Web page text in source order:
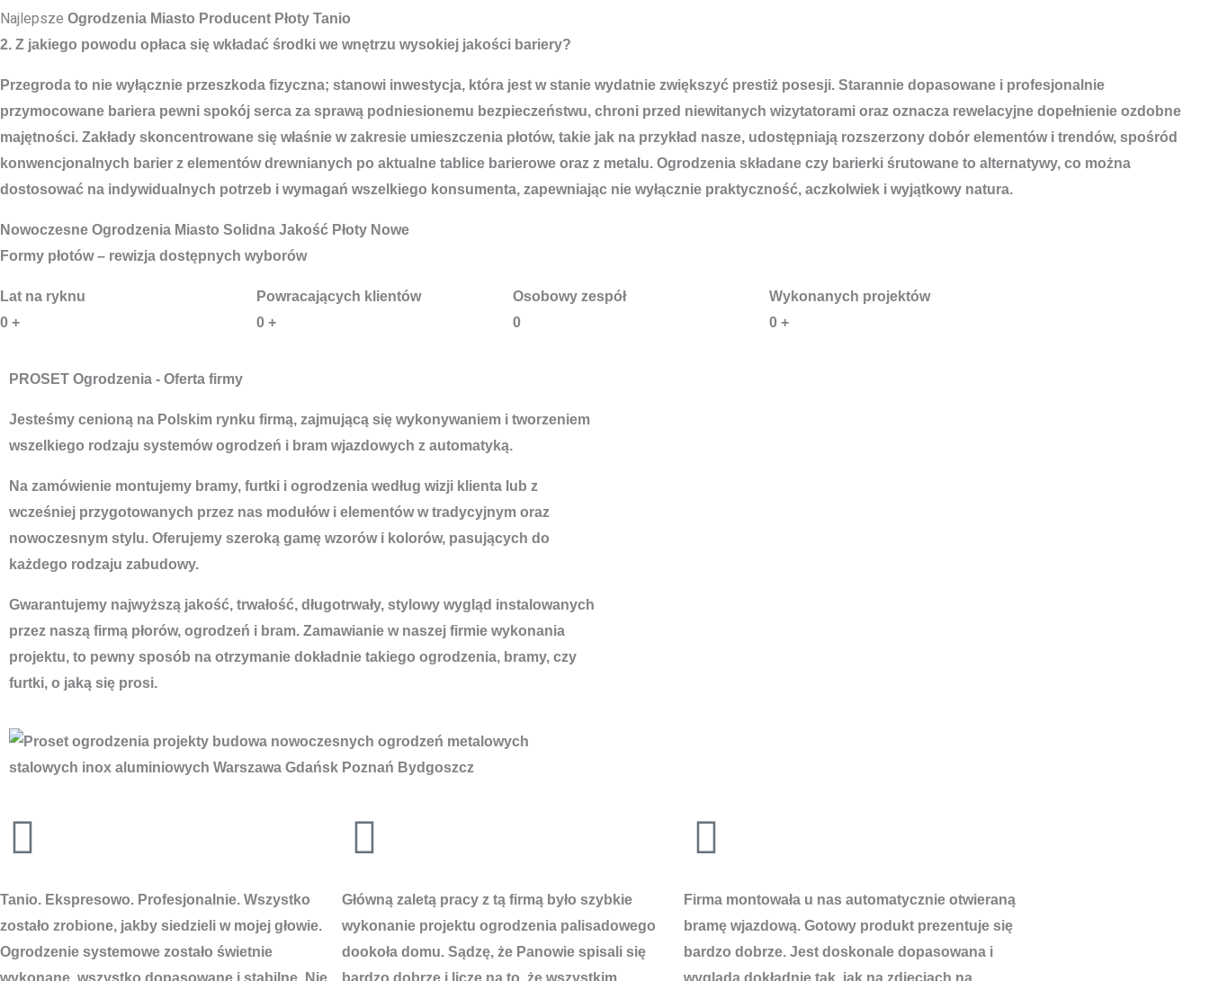
Najlepsze Ogrodzenia Miasto Producent Płoty Tanio
2. Z jakiego powodu opłaca się wkładać środki we wnętrzu wysokiej jakości bariery?
Przegroda to nie wyłącznie przeszkoda fizyczna; stanowi inwestycja, która jest w stanie wydatnie zwiększyć prestiż posesji. Starannie dopasowane i profesjonalnie
przymocowane bariera pewni spokój serca za sprawą podniesionemu bezpieczeństwu, chroni przed niewitanych wizytatorami oraz oznacza rewelacyjne dopełnienie ozdobne
majętności. Zakłady skoncentrowane się właśnie w zakresie umieszczenia płotów, takie jak na przykład nasze, udostępniają rozszerzony dobór elementów i trendów, spośród
konwencjonalnych barier z elementów drewnianych po aktualne tablice barierowe oraz z metalu. Ogrodzenia składane czy barierki śrutowane to alternatywy, co można
dostosować na indywidualnych potrzeb i wymagań wszelkiego konsumenta, zapewniając nie wyłącznie praktyczność, aczkolwiek i wyjątkowy natura.
Nowoczesne Ogrodzenia Miasto Solidna Jakość Płoty Nowe
Formy płotów – rewizja dostępnych wyborów
Lat na ryknu
0 +
Powracających klientów
0 +
Osobowy zespół
0
Wykonanych projektów
0 +
PROSET Ogrodzenia - Oferta firmy
Jesteśmy cenioną na Polskim rynku firmą, zajmującą się wykonywaniem i tworzeniem
wszelkiego rodzaju systemów ogrodzeń i bram wjazdowych z automatyką.
Na zamówienie montujemy bramy, furtki i ogrodzenia według wizji klienta lub z
wcześniej przygotowanych przez nas modułów i elementów w tradycyjnym oraz
nowoczesnym stylu. Oferujemy szeroką gamę wzorów i kolorów, pasujących do
każdego rodzaju zabudowy.
Gwarantujemy najwyższą jakość, trwałość, długotrwały, stylowy wygląd instalowanych
przez naszą firmą płorów, ogrodzeń i bram. Zamawianie w naszej firmie wykonania
projektu, to pewny sposób na otrzymanie dokładnie takiego ogrodzenia, bramy, czy
furtki, o jaką się prosi.
Tanio. Ekspresowo. Profesjonalnie. Wszystko
zostało zrobione, jakby siedzieli w mojej głowie.
Ogrodzenie systemowe zostało świetnie
wykonane, wszystko dopasowane i stabilne. Nie
Główną zaletą pracy z tą firmą było szybkie
wykonanie projektu ogrodzenia palisadowego
dookoła domu. Sądzę, że Panowie spisali się
bardzo dobrze i liczę na to, że wszystkim
Firma montowała u nas automatycznie otwieraną
bramę wjazdową. Gotowy produkt prezentuje się
bardzo dobrze. Jest doskonale dopasowana i
wygląda dokładnie tak, jak na zdjęciach na